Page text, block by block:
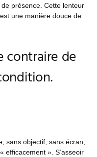
présence. Cette lenteur
une manière douce de
contraire de
sans objectif, sans écran,
efficacement ». S’asseoir